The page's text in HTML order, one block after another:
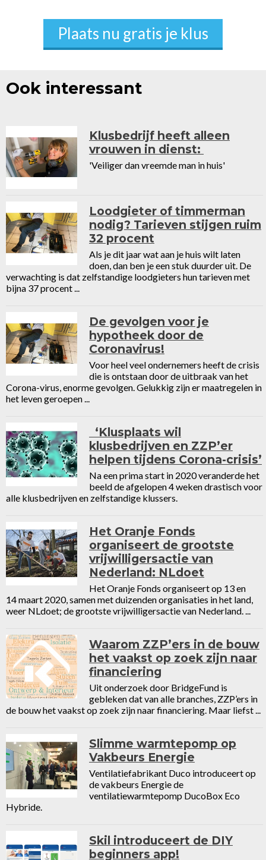
Plaats nu gratis je klus
Ook interessant
Klusbedrijf heeft alleen
vrouwen in dienst:
'Veiliger dan vreemde man in huis'
Loodgieter of timmerman
nodig? Tarieven stijgen ruim
32 procent
Als je dit jaar wat aan je huis wilt laten
doen, dan ben je een stuk duurder uit. De
verwachting is dat zelfstandige loodgieters hun tarieven met
bijna 37 procent ...
De gevolgen voor je
hypotheek door de
Coronavirus!
Voor heel veel ondernemers heeft de crisis
die is ontstaan door de uitbraak van het
Corona-virus, enorme gevolgen. Gelukkig zijn er maatregelen in
het leven geroepen ...
‘Klusplaats wil
klusbedrijven en ZZP’er
helpen tijdens Corona-crisis’
Na een prima start in 2020 veranderde het
beeld de afgelopen 4 weken drastisch voor
alle klusbedrijven en zelfstandige klussers.
Het Oranje Fonds
organiseert de grootste
vrijwilligersactie van
Nederland: NLdoet
Het Oranje Fonds organiseert op 13 en
14 maart 2020, samen met duizenden organisaties in het land,
weer NLdoet; de grootste vrijwilligersactie van Nederland. ...
Waarom ZZP’ers in de bouw
het vaakst op zoek zijn naar
financiering
Uit onderzoek door BridgeFund is
gebleken dat van alle branches, ZZP’ers in
de bouw het vaakst op zoek zijn naar financiering. Maar liefst ...
Slimme warmtepomp op
Vakbeurs Energie
Ventilatiefabrikant Duco introduceert op
de vakbeurs Energie de
ventilatiewarmtepomp DucoBox Eco
Hybride.
Skil introduceert de DIY
beginners app!